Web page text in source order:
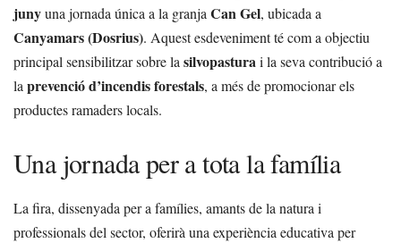
junyuna jornada única a la granja Can Gel, ubicada a
Canyamars (Dosrius). Aquest esdeveniment té com a objectiu
principal sensibilitzar sobre la silvopastura i la seva contribució a
la prevenció d’incendis forestals, a més de promocionar els
productes ramaders locals.
Una jornada per a tota la família
La fira, dissenyada per a famílies, amants de la natura i
professionals del sector, oferirà una experiència educativa per